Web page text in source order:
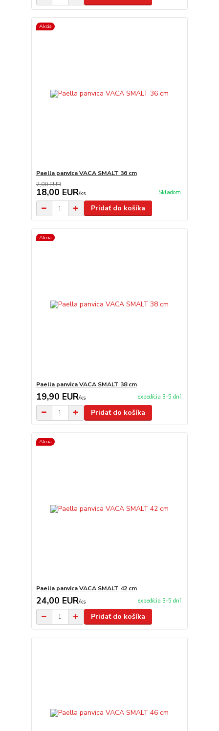
Akcia
Paella panvica VACA SMALT 36 cm
2,00 EUR
18,00 EUR/ks Skladom
Pridať do košíka
Akcia
Paella panvica VACA SMALT 38 cm
19,90 EUR/ks expedícia 3-5 dní
Pridať do košíka
Akcia
Paella panvica VACA SMALT 42 cm
24,00 EUR/ks expedícia 3-5 dní
Pridať do košíka